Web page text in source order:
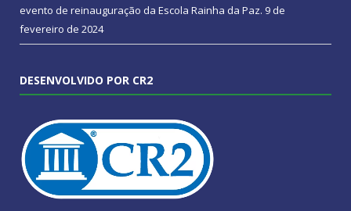
evento de reinauguração da Escola Rainha da Paz. 9 de
fevereiro de 2024
DESENVOLVIDO POR CR2